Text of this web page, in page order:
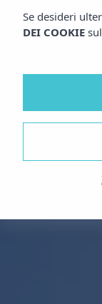
Se desideri
DEI COOKIE